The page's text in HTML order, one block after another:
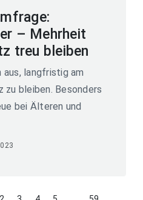
– Mehrheit
treu bleiben
langfristig am
bleiben. Besonders
bei Älteren und